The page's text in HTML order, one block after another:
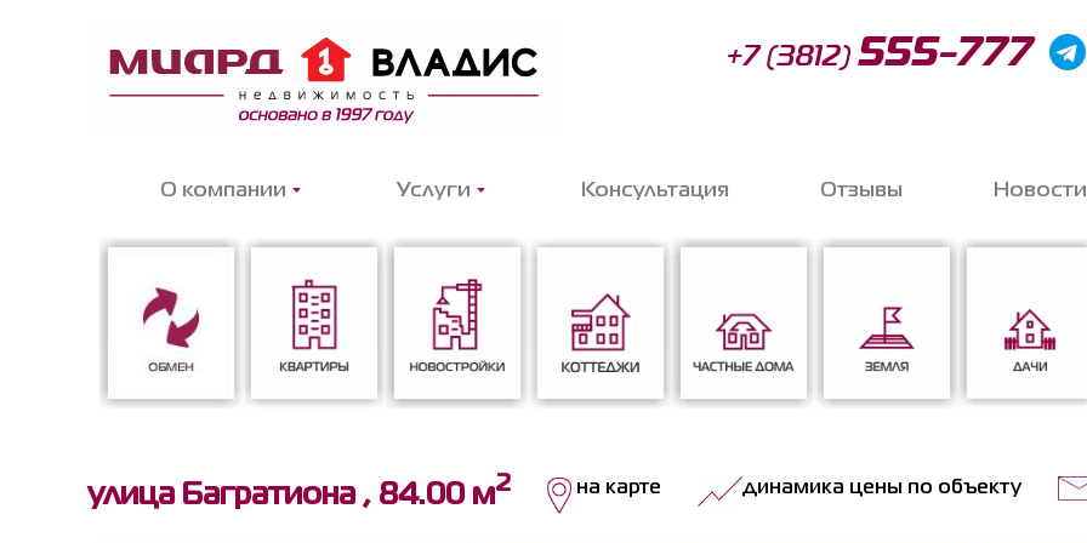
+7 (3812) 555-777
О компании Услуги Консультация Отзывы Новости
Обмен Квартиры Новостройки Коттеджи Частные дома Земля Дачи
улица Багратиона , 84.00 м2 на карте динамика цены по объекту